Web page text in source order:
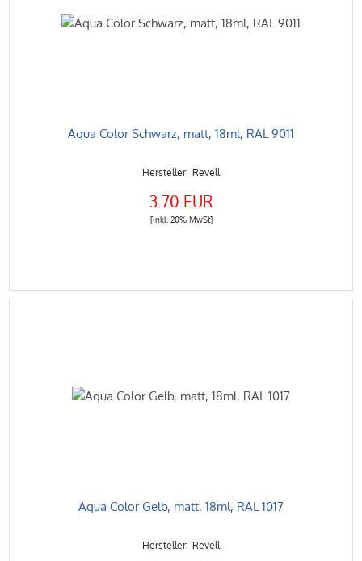
Aqua Color Schwarz, matt, 18ml, RAL 9011
Revell
3.70 EUR
[inkl. 20% MwSt]
Aqua Color Gelb, matt, 18ml, RAL 1017
Revell